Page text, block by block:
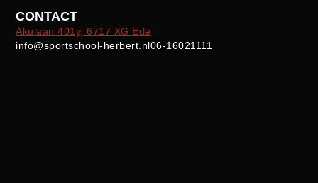
CONTACT
Akulaan 401y, 6717 XG Ede
info@sportschool-herbert.nl06-16021111